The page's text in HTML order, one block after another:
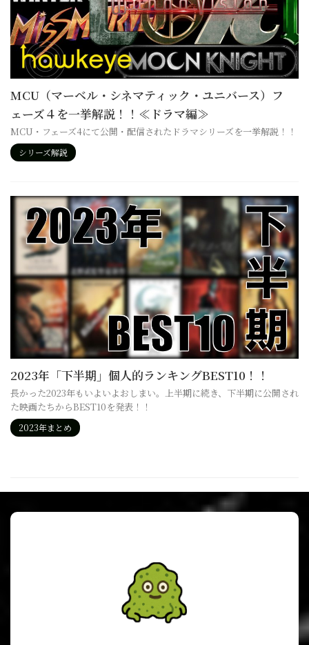
MCU（マーベル・シネマティック・ユニバース）フ
ェーズ４を一挙解説！！≪ドラマ編≫
MCU・フェーズ4にて公開・配信されたドラマシリーズを一挙解説！！
シリーズ解説
2023年「下半期」個人的ランキングBEST10！！
長かった2023年もいよいよおしまい。上半期に続き、下半期に公開され
た映画たちからBEST10を発表！！
2023年まとめ